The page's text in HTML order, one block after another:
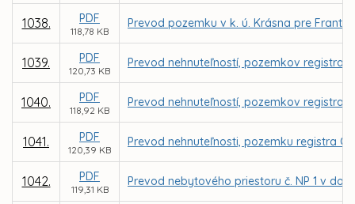
1038. PDF
118,78 KB
Prevod pozemku v k. ú. Krásna pre
1039. PDF
120,73 KB
Prevod nehnuteľností, pozemkov registra
1040. PDF
118,92 KB
Prevod nehnuteľností, pozemkov registra
1041. PDF
120,39 KB
Prevod nehnuteľnosti, pozemku registra
1042. PDF
119,31 KB
Prevod nebytového priestoru č. NP 1 v